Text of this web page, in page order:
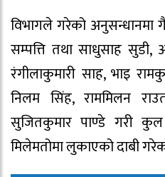
विभागले गरेको अनुसन्धानमा
सम्पत्ति तथा साधुसाह सुडी,
रंगीलाकुमारी साह, भाइ
निलम सिंह, राममिलन
सुजितकुमार पाण्डे गरी कुल
मिलेमतोमा लुकाएको दाबी